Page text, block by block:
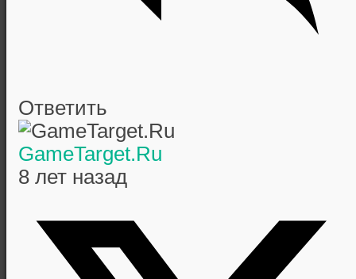
Ответить
GameTarget.Ru
8 лет назад